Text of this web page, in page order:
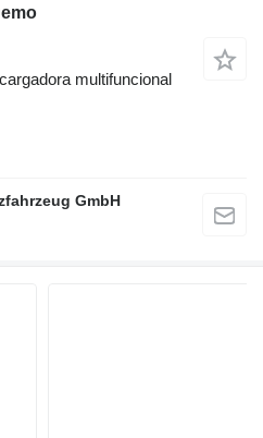
multifuncional
GmbH